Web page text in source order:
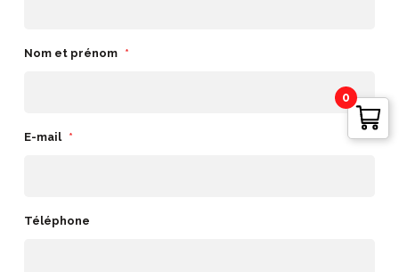
Nom et prénom *
E-mail *
Téléphone
0